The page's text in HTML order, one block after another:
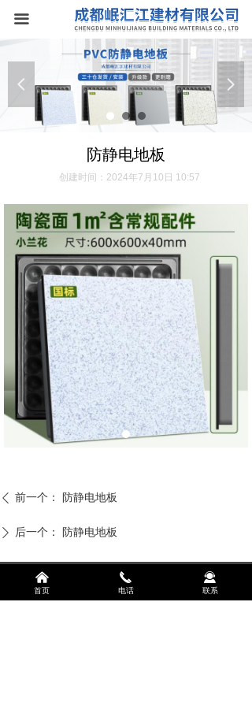
넳 넲
끀
首页
产品中心
防静电地板
防静电地板
ꄴ 前一个： 防静电地板
ꄲ 后一个： 防静电地板
创建时间： 2024年7月10日 10:57
联系人：吕经理
낀
首页
끅
电话
끤
联系